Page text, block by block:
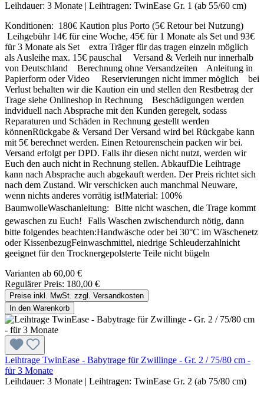
Leihdauer: 3 Monate | Leihtragen: TwinEase Gr. 1 (ab 55/60 cm)
Konditionen: 180€ Kaution plus Porto (5€ Retour bei Nutzung)
Leihgebühr 14€ für eine Woche, 45€ für 1 Monate als Set und 93€
für 3 Monate als Set extra Träger für das tragen einzeln möglich
als Ausleihe max. 15€ pauschal Versand & Verleih nur innerhalb
von Deutschland Berechnung ohne Versandzeiten Anleitung in
Papierform oder Video Reservierungen nicht immer möglich bei
Verlust behalten wir die Kaution ein und stellen den Restbetrag der
Trage siehe Onlineshop in Rechnung Beschädigungen werden
indviduell nach Absprache mit den Kunden geregelt, sodass
Reparaturen und Schäden in Rechnung gestellt werden
könnenRückgabe & Versand Der Versand wird bei Rückgabe kann
mit 5€ berechnet werden. Einen Retourenschein packen wir bei.
Versand erfolgt per DPD. Falls ihr diesen nicht nutzt, werden wir
Euch den auch nicht in Rechnung stellen. AbkaufDie Leihtrage
kann nach Absprache auch abgekauft werden. Der Preis richtet sich
nach dem Zustand. Wir verschicken auch manchmal Neuware,
wenn nichts anderes vorrätig ist!Material: 100%
BaumwolleWaschanleitung: Bitte nicht waschen, die Trage kommt
gewaschen zu Euch! Falls Waschen zwischendurch nötig, dann
bitte folgendes beachten:Handwäsche oder bei 30°C im Wäschenetz
oder KissenbezugFeinwaschmittel, niedrige Schleuderzahlnicht
geeignet für den Trocknergepolsterte Teile nicht bügeln
Varianten ab 60,00 €
Regulärer Preis: 180,00 €
Preise inkl. MwSt. zzgl. Versandkosten
In den Warenkorb
Leihtrage TwinEase - Babytrage für Zwillinge - Gr. 2 / 75/80 cm -
für 3 Monate
Leihdauer: 3 Monate | Leihtragen: TwinEase Gr. 2 (ab 75/80 cm)